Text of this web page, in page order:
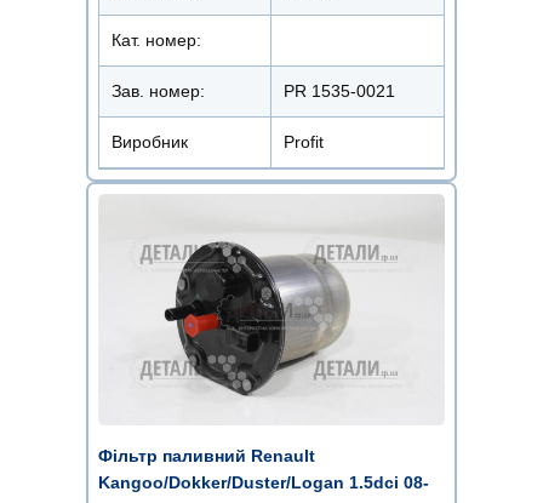
Кат. номер:
Зав. номер: PR 1535-0021
Виробник Profit
Фільтр паливний Renault
Kangoo/Dokker/Duster/Logan 1.5dci 08-